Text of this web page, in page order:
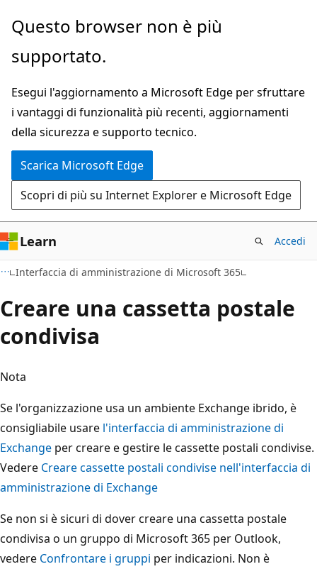
Ignora
passa
contenuto
principale
Questo browser non è più
supportato.
Esegui l'aggiornamento a Microsoft Edge per sfruttare
i vantaggi di funzionalità più recenti, aggiornamenti
della sicurezza e supporto tecnico.
Scarica Microsoft Edge
Scopri di più su Internet Explorer e Microsoft Edge
Learn Accedi
Interfaccia di amministrazione di Microsoft 365
Creare una cassetta postale
condivisa
Nota
Se l'organizzazione usa un ambiente Exchange ibrido, è
consigliabile usare l'interfaccia di amministrazione di
Exchange per creare e gestire le cassette postali condivise.
Vedere Creare cassette postali condivise nell'interfaccia di
amministrazione di Exchange
Se non si è sicuri di dover creare una cassetta postale
condivisa o un gruppo di Microsoft 365 per Outlook,
vedere Confrontare i gruppi per indicazioni. Non è